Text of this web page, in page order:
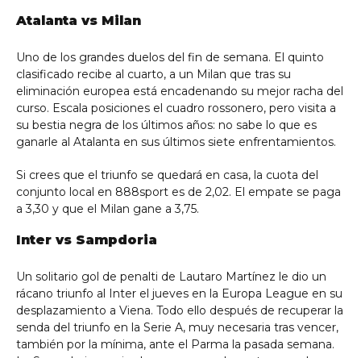
Atalanta vs Milan
Uno de los grandes duelos del fin de semana. El quinto
clasificado recibe al cuarto, a un Milan que tras su
eliminación europea está encadenando su mejor racha del
curso. Escala posiciones el cuadro rossonero, pero visita a
su bestia negra de los últimos años: no sabe lo que es
ganarle al Atalanta en sus últimos siete enfrentamientos.
Si crees que el triunfo se quedará en casa, la cuota del
conjunto local en 888sport es de 2,02. El empate se paga
a 3,30 y que el Milan gane a 3,75.
Inter vs Sampdoria
Un solitario gol de penalti de Lautaro Martínez le dio un
rácano triunfo al Inter el jueves en la Europa League en su
desplazamiento a Viena. Todo ello después de recuperar la
senda del triunfo en la Serie A, muy necesaria tras vencer,
también por la mínima, ante el Parma la pasada semana.